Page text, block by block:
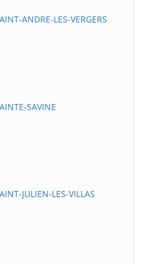
ANDRE-LES-VERGERS
SAVINE
JULIEN-LES-VILLAS